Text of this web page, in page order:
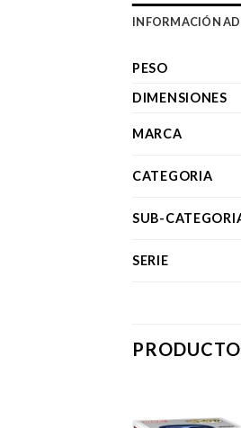
INFORMACIÓN
PESO
DIMENSIONES
MARCA
CATEGORIA
SUB-
SERIE